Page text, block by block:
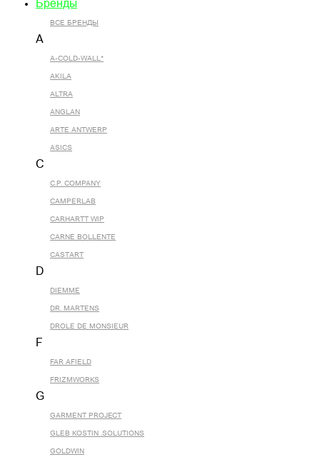
Бренды
ВСЕ БРЕНДЫ
A
A-COLD-WALL*
AKILA
ALTRA
ANGLAN
ARTE ANTWERP
ASICS
C
C.P. COMPANY
CAMPERLAB
CARHARTT WIP
CARNE BOLLENTE
CASTART
D
DIEMME
DR. MARTENS
DROLE DE MONSIEUR
F
FAR AFIELD
FRIZMWORKS
G
GARMENT PROJECT
GLEB KOSTIN .SOLUTIONS
GOLDWIN